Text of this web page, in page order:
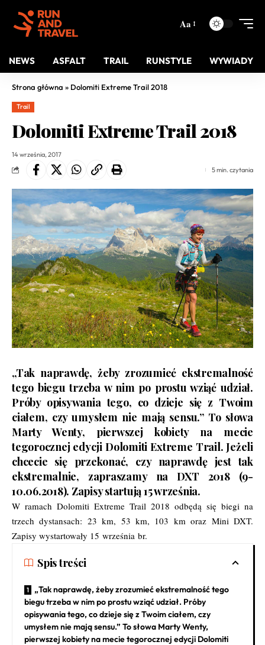
Aa
NEWS ASFALT TRAIL RUNSTYLE WYWIADY
Strona główna » Dolomiti Extreme Trail 2018
Trail
Dolomiti Extreme Trail 2018
14 września, 2017
5 min. czytania
„Tak naprawdę, żeby zrozumieć ekstremalność
tego biegu trzeba w nim po prostu wziąć udział.
Próby opisywania tego, co dzieje się z Twoim
ciałem, czy umysłem nie mają sensu.” To słowa
Marty Wenty, pierwszej kobiety na mecie
tegorocznej edycjiDolomiti Extreme Trail. Jeżeli
chcecie się przekonać, czy naprawdę jest tak
ekstremalnie, zapraszamy na DXT 2018 (9-
10.06.2018). Zapisy startują 15 września.
W ramach Dolomiti Extreme Trail 2018 odbędą się biegi na
trzech dystansach: 23 km, 53 km, 103 km oraz Mini DXT.
Zapisy wystartowały 15 września br.
Spis treści
„Tak naprawdę, żeby zrozumieć ekstremalność tego
biegu trzeba w nim po prostu wziąć udział. Próby
opisywania tego, co dzieje się z Twoim ciałem, czy
umysłem nie mają sensu.” To słowa Marty Wenty,
pierwszej kobiety na mecie tegorocznej edycji Dolomiti